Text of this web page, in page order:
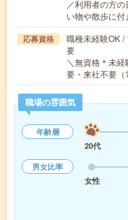
／利用者の方
い物や散歩に
応募資格
職種未経験OK /
要
＼無資格＊未
要・来社不要
職場の雰囲気
年齢層
20代
男女比率
女性